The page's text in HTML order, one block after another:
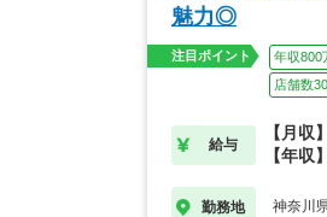
魅力◎
注目ポイント 年収800
店舗数
給与
【月
【年収
勤務地 神奈川